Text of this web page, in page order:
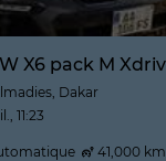
Dakar
11:23
41,000 km